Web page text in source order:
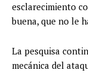
esclarecimiento
buena, que no le
La pesquisa
mecánica del